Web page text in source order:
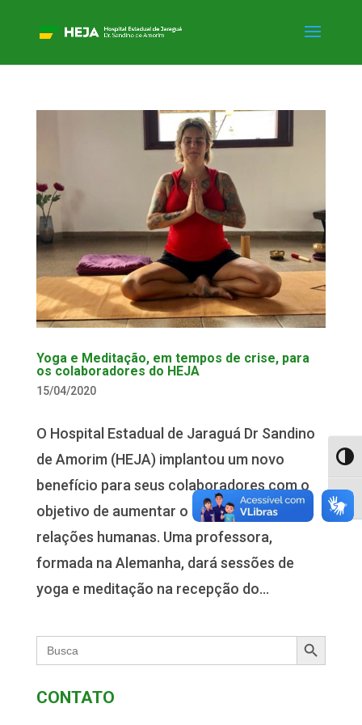
Yoga e Meditação, em tempos de crise, para
os colaboradores do HEJA
15/04/2020
O Hospital Estadual de Jaraguá Dr Sandino
de Amorim (HEJA) implantou um novo
benefício para seus colaboradores com o
objetivo de aumentar o auto-controle e as
relações humanas. Uma professora,
formada na Alemanha, dará sessões de
yoga e meditação na recepção do...
Search
for:
Search Button
CONTATO